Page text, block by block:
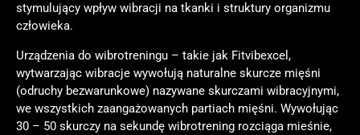
stymulujący wpływ wibracji na tkanki i struktury organizmu
człowieka.
Urządzenia do wibrotreningu – takie jak Fitvibexcel,
wytwarzając wibracje wywołują naturalne skurcze mięśni
(odruchy bezwarunkowe) nazywane skurczami wibracyjnymi,
we wszystkich zaangażowanych partiach mięśni. Wywołując
30 – 50 skurczy na sekundę wibrotrening rozciąga mieśnie,